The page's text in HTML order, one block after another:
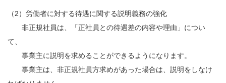
（2）労働者に対する待遇に関する説明義務の強化
非正規社員は、「正社員との待遇差の内容や理由」につい
て、
事業主に説明を求めることができるようになります。
事業主は、非正規社員方求めがあった場合は、説明をしなけ